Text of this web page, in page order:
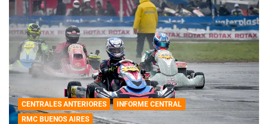
CENTRALES ANTERIORES
INFORME CENTRAL
RMC BUENOS AIRES